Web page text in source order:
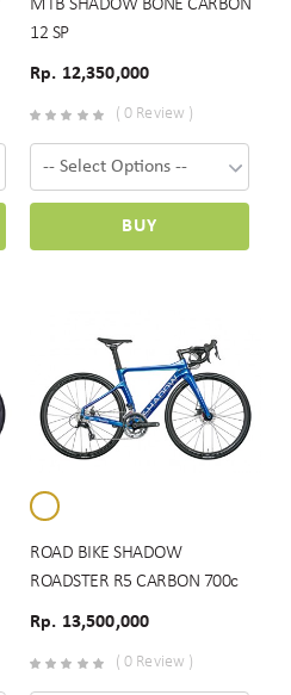
MTB SHADOW BONE CARBON
12 SP
Rp. 12,350,000
( 0 Review )
BUY
ROAD BIKE SHADOW
ROADSTER R5 CARBON 700c
Rp. 13,500,000
( 0 Review )